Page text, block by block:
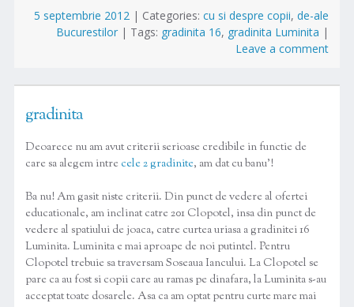
5 septembrie 2012 | Categories:cu si despre copii,de-ale
Bucurestilor | Tags: gradinita 16, gradinita Luminita |
Leave a comment
gradinita
Deoarece nu am avut criterii serioase credibile in functie de
care sa alegem intre cele 2 gradinite, am dat cu banu’!
Ba nu! Am gasit niste criterii. Din punct de vedere al ofertei
educationale, am inclinat catre 201 Clopotel, insa din punct de
vedere al spatiului de joaca, catre curtea uriasa a gradinitei 16
Luminita. Luminita e mai aproape de noi putintel. Pentru
Clopotel trebuie sa traversam Soseaua Iancului. La Clopotel se
pare ca au fost si copii care au ramas pe dinafara, la Luminita s-au
acceptat toate dosarele. Asa ca am optat pentru curte mare mai